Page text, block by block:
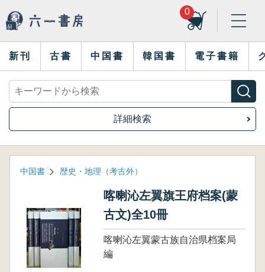
0
新刊 古書 中国書 韓国書 電子書籍
詳細検索
中国書 歴史・地理（考古外）
喀喇沁左翼旗王府档案(蒙
古文)全10冊
喀喇沁左翼蒙古族自治県档案局
編